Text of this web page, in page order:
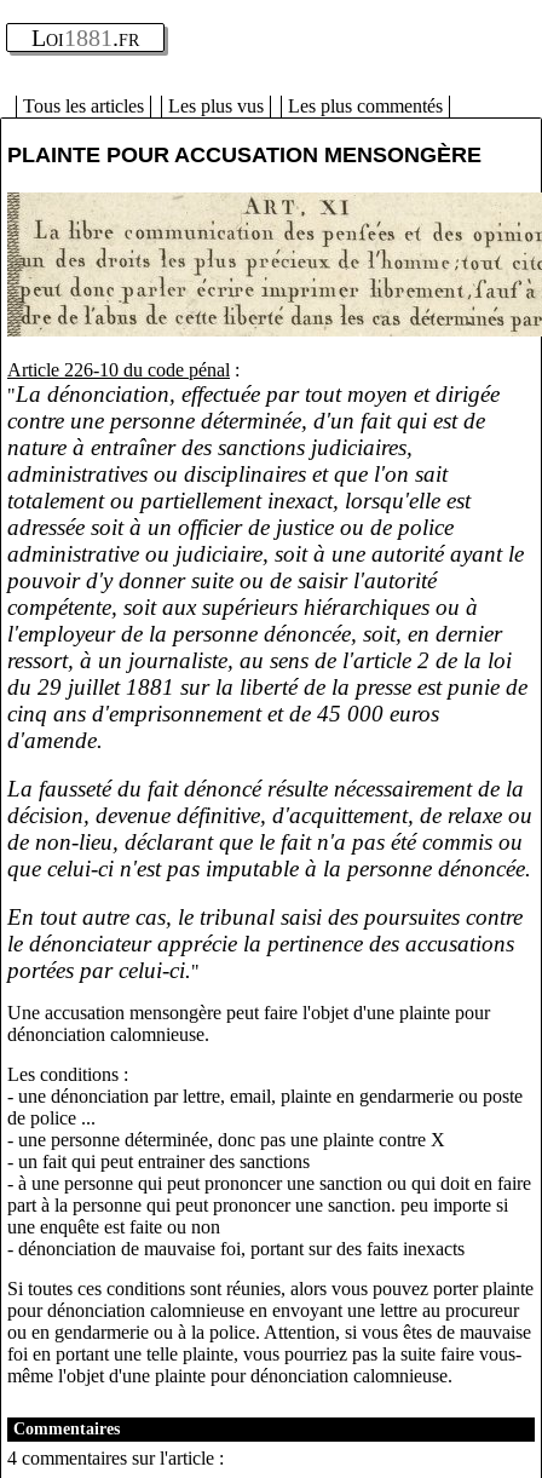
Loi1881 .fr
Tous les articles Les plus vus Les plus commentés
PLAINTE POUR ACCUSATION MENSONGÈRE
Article 226-10 du code pénal :
"La dénonciation, effectuée par tout moyen et dirigée
contre une personne déterminée, d'un fait qui est de
nature à entraîner des sanctions judiciaires,
administratives ou disciplinaires et que l'on sait
totalement ou partiellement inexact, lorsqu'elle est
adressée soit à un officier de justice ou de police
administrative ou judiciaire, soit à une autorité ayant le
pouvoir d'y donner suite ou de saisir l'autorité
compétente, soit aux supérieurs hiérarchiques ou à
l'employeur de la personne dénoncée, soit, en dernier
ressort, à un journaliste, au sens de l'article 2 de la loi
du 29 juillet 1881 sur la liberté de la presse est punie de
cinq ans d'emprisonnement et de 45 000 euros
d'amende.
La fausseté du fait dénoncé résulte nécessairement de la
décision, devenue définitive, d'acquittement, de relaxe ou
de non-lieu, déclarant que le fait n'a pas été commis ou
que celui-ci n'est pas imputable à la personne dénoncée.
En tout autre cas, le tribunal saisi des poursuites contre
le dénonciateur apprécie la pertinence des accusations
portées par celui-ci."
Une accusation mensongère peut faire l'objet d'une plainte pour
dénonciation calomnieuse.
Les conditions :
- une dénonciation par lettre, email, plainte en gendarmerie ou poste
de police ...
- une personne déterminée, donc pas une plainte contre X
- un fait qui peut entrainer des sanctions
- à une personne qui peut prononcer une sanction ou qui doit en faire
part à la personne qui peut prononcer une sanction. peu importe si
une enquête est faite ou non
- dénonciation de mauvaise foi, portant sur des faits inexacts
Si toutes ces conditions sont réunies, alors vous pouvez porter plainte
pour dénonciation calomnieuse en envoyant une lettre au procureur
ou en gendarmerie ou à la police. Attention, si vous êtes de mauvaise
foi en portant une telle plainte, vous pourriez pas la suite faire vous-
même l'objet d'une plainte pour dénonciation calomnieuse.
Commentaires
4 commentaires sur l'article :